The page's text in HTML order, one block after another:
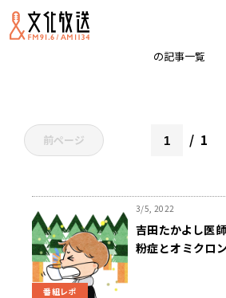
の記事一覧
前ページ 1
番組レポ
3/5, 2022
吉田たかよし医
粉症とオミクロ